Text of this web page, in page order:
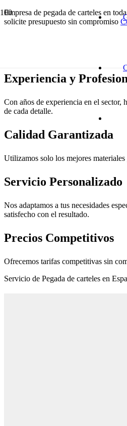
Empresa de pegada de carteles en
solicite presupuesto sin compromiso
Experiencia y
Con años de experiencia en el sector,
de cada detalle.
Calidad Garantizada
Utilizamos solo los mejores
Servicio Personalizado
Nos adaptamos a tus necesidades
satisfecho con el resultado.
Precios Competitivos
Ofrecemos tarifas competitivas sin
Servicio de Pegada de carteles en